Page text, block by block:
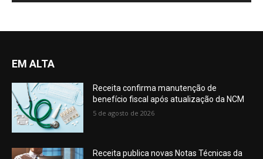
EM ALTA
Receita confirma manutenção de
benefício fiscal após atualização da NCM
5 de agosto de 2026
Receita publica novas Notas Técnicas da